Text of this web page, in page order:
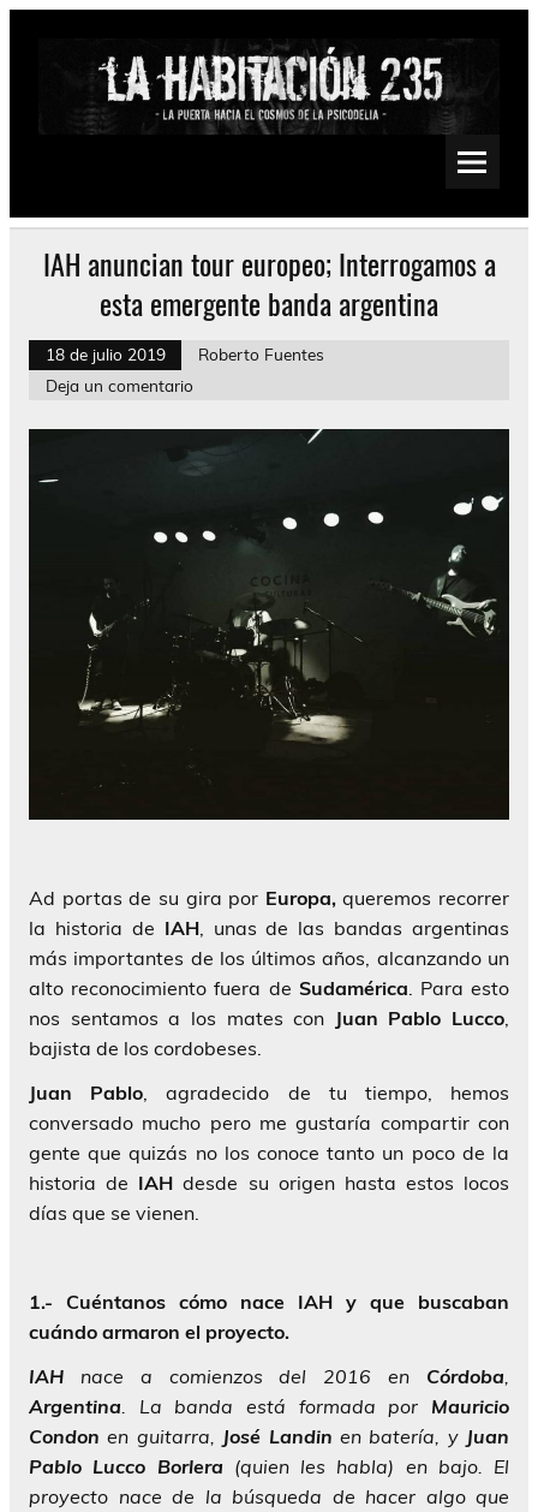
Saltar
Psychedelic, Stoner, Doom, Sludge, Fuzz, Space, Drone
IAH anuncian tour europeo; Interrogamos a
esta emergente banda argentina
18 de julio 2019
Roberto Fuentes
Deja un comentario
Ad portas de su gira por Europa,queremos recorrer
la historia de IAH, unas de las bandas argentinas
más importantes de los últimos años, alcanzando un
alto reconocimiento fuera de Sudamérica . Para esto
nos sentamos a los mates con Juan Pablo Lucco
bajista de los cordobeses.
Juan Pablo , agradecido de tu tiempo, hemos
conversado mucho pero me gustaría compartir con
gente que quizás no los conoce tanto un poco de la
historia de IAH desde su origen hasta estos locos
días que se vienen.
1.- Cuéntanos cómo nace IAH y que buscaban
cuándo armaron el proyecto.
IAH nace a comienzos del 2016 en Córdoba
Argentina . La banda está formada por Mauricio
Condon en guitarra, José Landin en batería, y Juan
Pablo Lucco Borlera (quien les habla) en bajo. El
proyecto nace de la búsqueda de hacer algo que